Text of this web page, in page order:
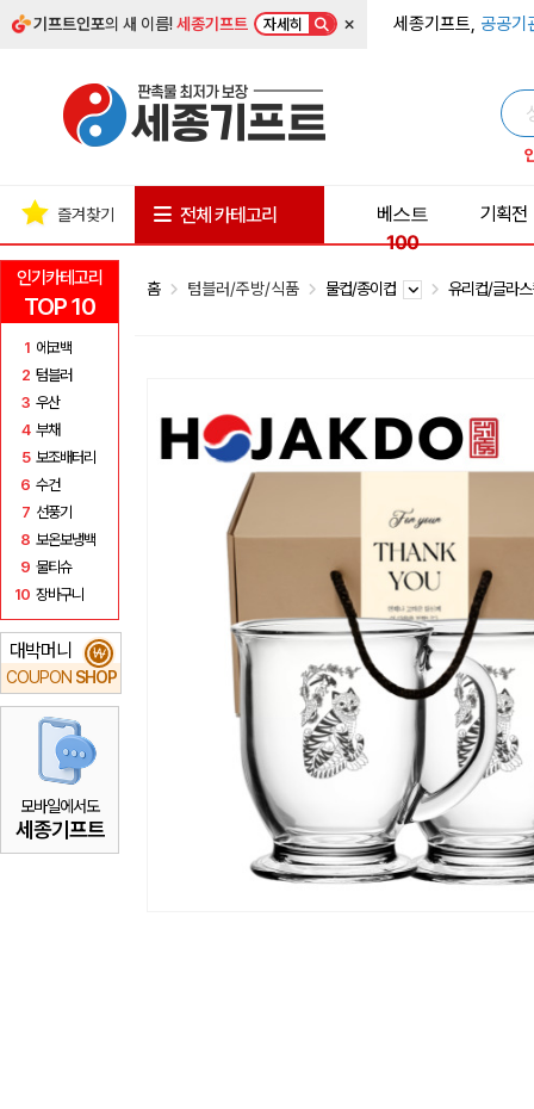
기프트인포의 새 이름!세종기프트 자세히 × 세종기프트, 공공기
인기카테고리
TOP 10
1 에코백
2 텀블러
3 우산
4 부채
5 보조배터리
6 수건
7 선풍기
8 보온보냉백
9 물티슈
10 장바구니
대박머니
COUPON SHOP
₩
모바일에서도
세종기프트
즐겨찾기 전체 카테고리
베스트
100
기획전
홈 텀블러/주방/식품 물컵/종이컵 유리컵/글라